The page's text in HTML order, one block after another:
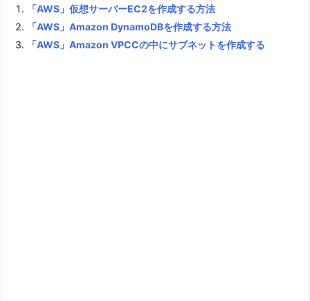
「AWS」仮想サーバーEC2を作成する方法
「AWS」Amazon DynamoDBを作成する方法
「AWS」Amazon VPCCの中にサブネットを作成する